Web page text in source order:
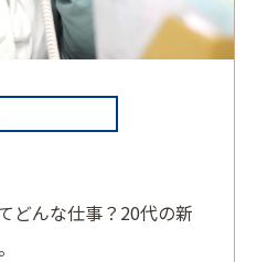
どんな仕事？20代の新